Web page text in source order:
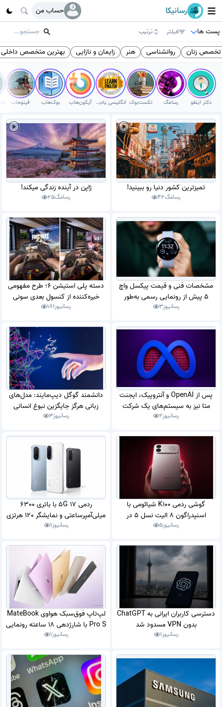
رسانیکا
حساب من
پست ها
فیلتر ترتیب
تخصص زنان روانشناسی هنر زایمان و نازایی بهترین متخصص داخلی
دکتر اینفو رسامَگ تکست‌بوک انگلیسی یادبگیر آیکون‌هاب بوک‌هاب فینوهاب
تمیزترین کشور دنیا رو ببینید!
رسامَگ42
ژاپن در آینده زندگی میکند!
رسامَگ25
مشخصات فنی و قیمت پیکسل واچ
5 پیش از رونمایی رسمی به‌طور
کامل فاش شد
رسانیوز3
دسته پلی‌ استیشن 6؛ طرح مفهومی
خیره‌کننده از کنسول بعدی سونی
رسانیوز181
پس از OpenAI و آنتروپیک، ایجنت
متا نیز به سیستم‌های یک شرکت
نفوذ کرد
رسانیوز2
دانشمند گوگل دیپ‌مایند: مدل‌های
زبانی هرگز جایگزین نبوغ انسانی
نخواهند شد
رسانیوز3
گوشی ردمی K100 شیائومی با
اسنپدراگون 8 الیت نسل 5 در
گیک‌بنچ رویت شد
رسانیوز5
ردمی 17 5G با باتری 6300
میلی‌آمپرساعتی و نمایشگر 120 هرتزی
معرفی شد
رسانیوز1
دسترسی کاربران ایرانی به ChatGPT
بدون VPN مسدود شد
رسانیوز1
لپ‌تاپ فوق‌سبک هواوی MateBook
Pro S با شارژدهی 18 ساعته رونمایی
شد
رسانیوز1